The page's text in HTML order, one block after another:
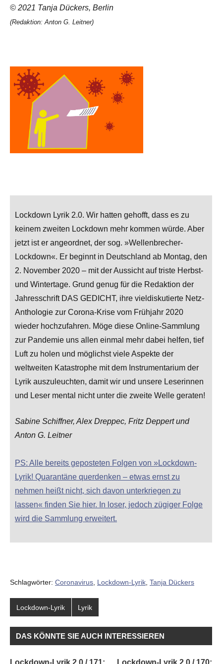
© 2021 Tanja Dückers, Berlin
(Redaktion: Anton G. Leitner)
Lockdown Lyrik 2.0. Wir hatten gehofft, dass es zu
keinem zweiten Lockdown mehr kommen würde. Aber
jetzt ist er angeordnet, der sog. »Wellenbrecher-
Lockdown«. Er beginnt in Deutschland ab Montag, den
2. November 2020 – mit der Aussicht auf triste Herbst-
und Wintertage. Grund genug für die Redaktion der
Jahresschrift DAS GEDICHT, ihre vieldiskutierte Netz-
Anthologie zur Corona-Krise vom Frühjahr 2020
wieder hochzufahren. Möge diese Online-Sammlung
zur Pandemie uns allen einmal mehr dabei helfen, tief
Luft zu holen und möglichst viele Aspekte der
weltweiten Katastrophe mit dem Instrumentarium der
Lyrik auszuleuchten, damit wir und unsere Leserinnen
und Leser mental nicht unter die zweite Welle geraten!
Sabine Schiffner, Alex Dreppec, Fritz Deppert und
Anton G. Leitner
PS: Alle bereits geposteten Folgen von »Lockdown-
Lyrik! Quarantäne querdenken – etwas ernst zu
nehmen heißt nicht, sich davon unterkriegen zu
lassen« finden Sie hier. In loser, jedoch zügiger Folge
wird die Sammlung erweitert.
Schlagwörter: Coronavirus, Lockdown-Lyrik, Tanja Dückers
Lockdown-Lyrik Lyrik
DAS KÖNNTE SIE AUCH INTERESSIEREN
Lockdown-Lyrik 2.0 / 171: Lockdown-Lyrik 2.0 / 170: